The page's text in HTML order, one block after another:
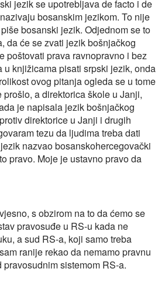
jezik se upotrebljava de facto i de
bosanskim jezikom. To nije
bosanski jezik. Odjednom se to
da će se zvati jezik bošnjačkog
poštovati prava ravnopravno i bez
knjižicama pisati srpski jezik, onda
ovog pitanja ogleda se u tome
a direktorica škole u Janji,
je napisala jezik bošnjačkog
direktorice u Janji i drugih
tezu da ljudima treba dati
nazvao bosanskohercegovački
pravo. Moje je ustavno pravo da
s obzirom na to da ćemo se
pravosuđe u RS-u kada ne
a sud RS-a, koji samo treba
ranije rekao da nemamo pravnu
sistemom RS-a.